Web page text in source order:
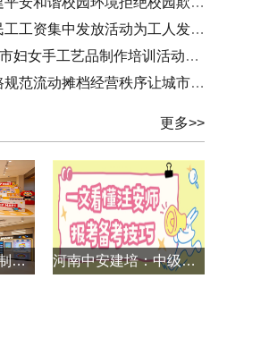
集中发放活动为工人发放拖欠工资36.97
女手工艺品制作培训活动开课助力妇
动摊档经营秩序让城市文明更有温度
更多>>
潮玩店美陈装置定制方案 河南中安建培：中级注安什么时候报名？报考备考技巧一文看懂